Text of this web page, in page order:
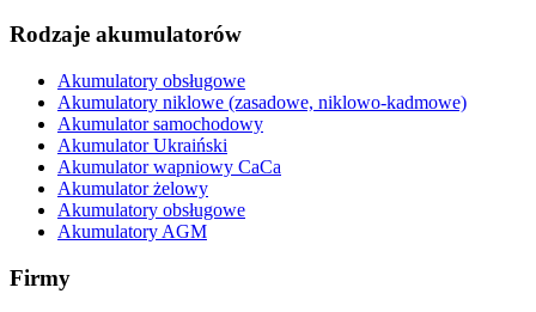
Rodzaje akumulatorów
Akumulatory obsługowe
Akumulatory niklowe (zasadowe, niklowo-kadmowe)
Akumulator samochodowy
Akumulator Ukraiński
Akumulator wapniowy CaCa
Akumulator żelowy
Akumulatory obsługowe
Akumulatory AGM
Firmy